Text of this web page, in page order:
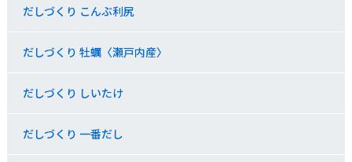
だしづくり こんぶ利尻
だしづくり 牡蠣〈瀬戸内産〉
だしづくり しいたけ
だしづくり 一番だし